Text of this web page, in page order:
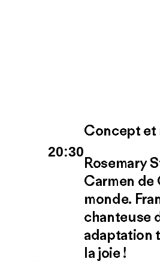
20:30
Concept et
Rosemary
Carmen de
monde.
chanteuse
adaptation
la joie !